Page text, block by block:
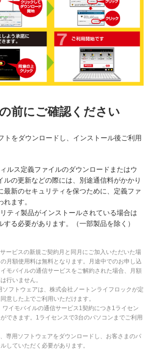
前にご確認ください
トをダウンロードし、インストール後ご利用
ルス定義ファイルのダウンロードまたはウ
ルの更新などの際には、別途通信料がかかり
最新のセキュリティを保つために、定義ファ
ます。
ティ製品がインストールされている場合は
する必要があります。（一部製品を除く）
ービスの新規ご契約月と同月にご加入いただいた場
月額使用料は無料となります。月途中でのお申し込
モバイルの通信サービスをご解約された場合、月額
行いません。
ソフトウェアは、株式会社ノートンライフロックが定
意した上でご利用いただけます。
ワイモバイルの通信サービス1契約につき1ライセン
できます。1ライセンスで3台のパソコンまでご利用
専用ソフトウェアをダウンロードし、お客さまのパ
していただく必要があります。